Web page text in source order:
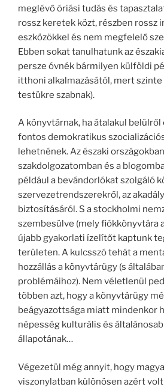
meglévő óriási tudás és
rossz keretek közt, részben rossz
eszközökkel és nem megfelelő
Ebben sokat tanulhatunk az
persze óvnék bármilyen külföldi
itthoni alkalmazásától, mert
testükre szabnak).
A könyvtárnak, ha átalakul belülről
fontos demokratikus
lehetnének. Az északi
szakdolgozatomban és a
például a bevándorlókat szolgáló
szervezetrendszerekről, az
biztosításáról. S a stockholmi
szembesülve (mely fiókkönyvtára
újabb gyakorlati ízelítőt kaptunk
területen. A kulcsszó tehát a
hozzállás a könyvtárügy (s
problémáihoz). Nem véletlenül
többen azt, hogy a könyvtárügy
beágyazottsága miatt mindenkor
népesség kulturális és
állapotának…
Végezetül még annyit, hogy
viszonylatban különösen azért